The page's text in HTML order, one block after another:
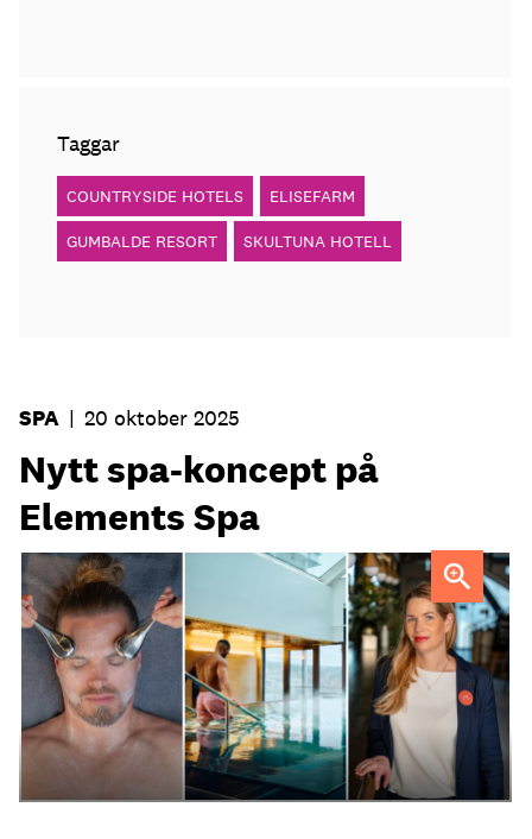
Taggar
COUNTRYSIDE HOTELS ELISEFARM
GUMBALDE RESORT SKULTUNA HOTELL
SPA | 20 oktober 2025
Nytt spa-koncept på
Elements Spa
Lina Müller är spachef på Element spa, Clarion Hotel.